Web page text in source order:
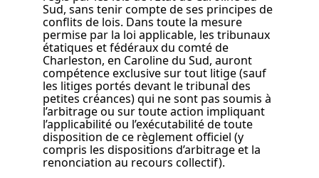
Sud, sans tenir compte de ses principes de
conflits de lois. Dans toute la mesure
permise par la loi applicable, les tribunaux
étatiques et fédéraux du comté de
Charleston, en Caroline du Sud, auront
compétence exclusive sur tout litige (sauf
les litiges portés devant le tribunal des
petites créances) qui ne sont pas soumis à
l’arbitrage ou sur toute action impliquant
l’applicabilité ou l’exécutabilité de toute
disposition de ce règlement officiel (y
compris les dispositions d’arbitrage et la
renonciation au recours collectif).